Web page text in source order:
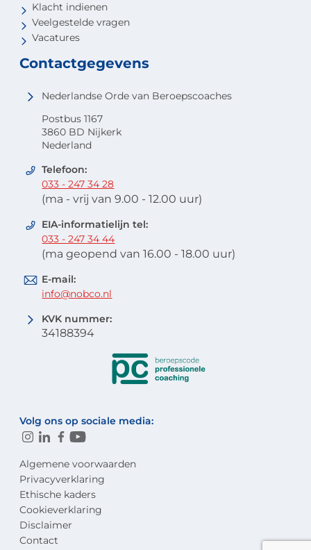
Klacht indienen
Veelgestelde vragen
Vacatures
Contactgegevens
Nederlandse Orde van Beroepscoaches
Postbus 1167
3860 BD Nijkerk
Nederland
Telefoon:
033 - 247 34 28
(ma - vrij van 9.00 - 12.00 uur)
EIA-informatielijn tel:
033 - 247 34 44
(ma geopend van 16.00 - 18.00 uur)
E-mail:
info@nobco.nl
KVK nummer:
34188394
Volg ons op sociale media:
Algemene voorwaarden
Privacyverklaring
Ethische kaders
Cookieverklaring
Disclaimer
Contact